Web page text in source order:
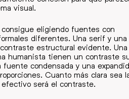
visual.
consigue eligiendo fuentes con
diferentes. Una serif y una
estructural evidente.
humanista tienen un contraste
fuente condensada y una
Cuanto más clara sea
será el contraste.